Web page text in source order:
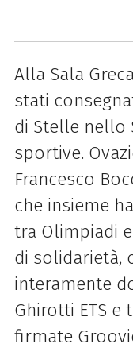
Alla Sala
stati
di Stelle nello
sportive.
Francesco
che insieme
tra Olimpiadi
di solidarietà,
interamente
Ghirotti ETS
firmate